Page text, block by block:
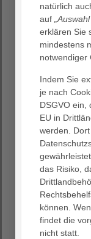
Auskünfte zur
natürlich
auf
erklären Sie
mindestens
notwendiger
Indem Sie
je nach
DSGVO ein,
EU in
werden.
das Risiko,
können.
findet die
nicht statt.